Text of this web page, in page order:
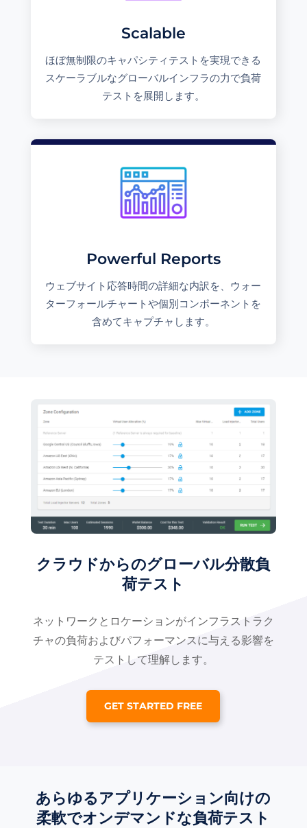
Scalable
ほぼ無制限のキャパシティテストを実現できる
スケーラブルなグローバルインフラの力で負荷
テストを展開します。
Powerful Reports
ウェブサイト応答時間の詳細な内訳を、ウォー
ターフォールチャートや個別コンポーネントを
含めてキャプチャします。
クラウドからのグローバル分散負
荷テスト
ネットワークとロケーションがインフラストラク
チャの負荷およびパフォーマンスに与える影響を
テストして理解します。
GET STARTED FREE
あらゆるアプリケーション向けの
柔軟でオンデマンドな負荷テスト